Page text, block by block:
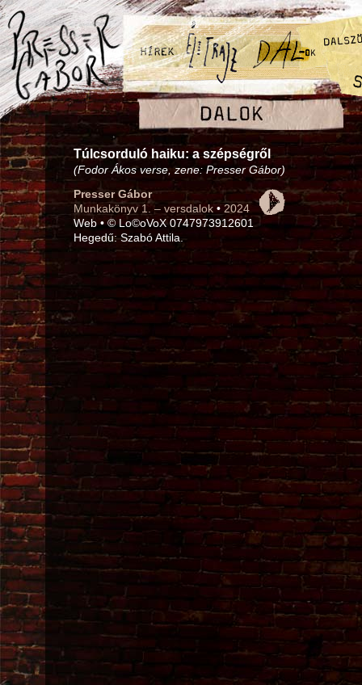
Túlcsorduló haiku: a szépségről
(Fodor Ákos verse, zene: Presser Gábor)
Presser Gábor
Munkakönyv 1. – versdalok • 2024
Web • © Lo©oVoX 0747973912601
Hegedű: Szabó Attila.